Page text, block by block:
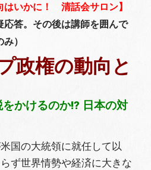
はいかに！ 清話会サロン】
応答。その後は講師を囲んで
）
政権の動向と
かけるのか!? 日本の対
国の大統領に就任して以
ず世界情勢や経済に大きな